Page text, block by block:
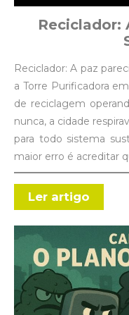
Reciclador:
Reciclador: A paz
a Torre Purificadora
de reciclagem
nunca, a cidade
para todo sistema
maior erro é acreditar
Ler artigo